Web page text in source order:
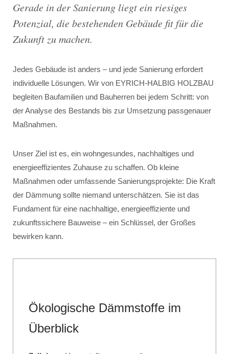
Gerade in der Sanierung liegt ein riesiges
Potenzial, die bestehenden Gebäude fit für die
Zukunft zu machen.
Jedes Gebäude ist anders – und jede Sanierung erfordert
individuelle Lösungen. Wir von EYRICH-HALBIG HOLZBAU
begleiten Baufamilien und Bauherren bei jedem Schritt: von
der Analyse des Bestands bis zur Umsetzung passgenauer
Maßnahmen.
Unser Ziel ist es, ein wohngesundes, nachhaltiges und
energieeffizientes Zuhause zu schaffen. Ob kleine
Maßnahmen oder umfassende Sanierungsprojekte: Die Kraft
der Dämmung sollte niemand unterschätzen. Sie ist das
Fundament für eine nachhaltige, energieeffiziente und
zukunftssichere Bauweise – ein Schlüssel, der Großes
bewirken kann.
Ökologische Dämmstoffe im
Überblick